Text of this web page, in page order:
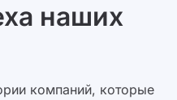
наших
компаний, которые